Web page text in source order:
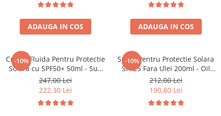
ADAUGA IN COS ADAUGA IN COS
-10%
Crema Fluida Pentru Protectie
Solara cu SPF50+ 50ml - Sun
Pocket Fluid SPF50+ - Bruno
Vassari
247,00 Lei
222,30 Lei
-10%
Spray Pentru Protectie Solara
SPF25 Fara Ulei 200ml - Oil
Free Sun Spray SPF25 – Bruno
Vassari
212,00 Lei
190,80 Lei